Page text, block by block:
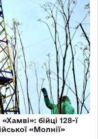
бійці 128-ї
«Молнії»